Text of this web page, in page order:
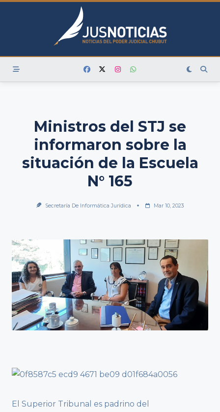
Skip
Ministros del STJ se
informaron sobre la
situación de la Escuela
N° 165
Secretaría De Informática Jurídica Mar 10, 2023
El Superior Tribunal es padrino del